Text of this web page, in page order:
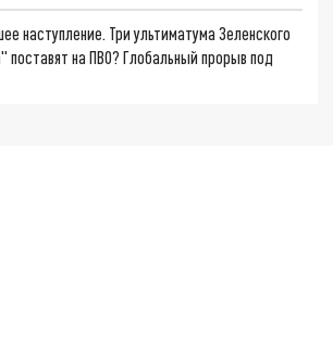
наступление. Три ультиматума Зеленского
поставят на ПВО? Глобальный прорыв под